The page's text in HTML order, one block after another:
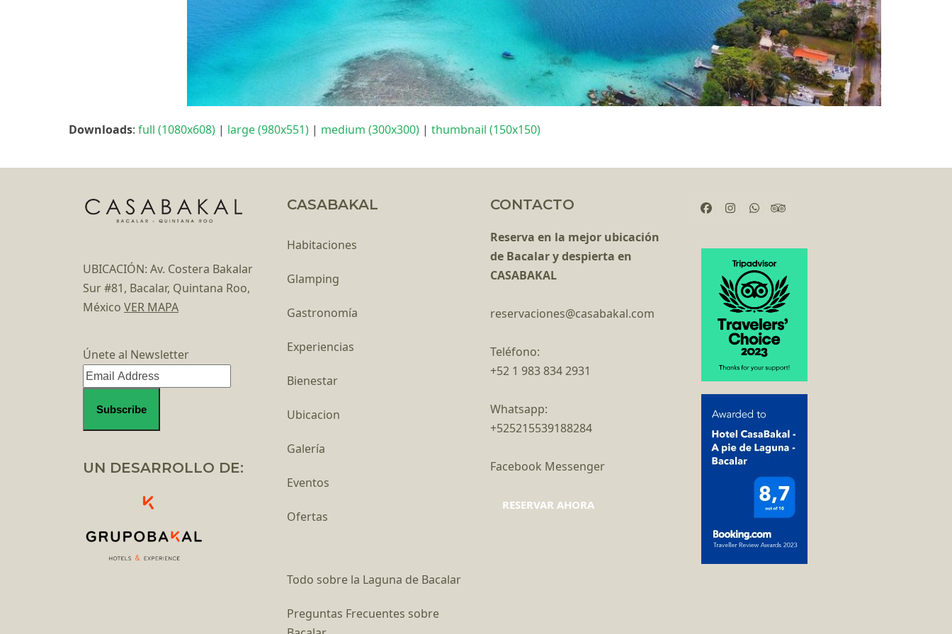
Downloads: full (1080x608) | large (980x551) | medium (300x300) | thumbnail (150x150)
UBICACIÓN: Av. Costera Bakalar
Sur #81, Bacalar, Quintana Roo,
México VER MAPA
Únete al Newsletter
UN DESARROLLO DE:
CASABAKAL
Habitaciones
Glamping
Gastronomía
Experiencias
Bienestar
Ubicacion
Galería
Eventos
Ofertas
Todo sobre la Laguna de Bacalar
Preguntas Frecuentes sobre
CONTACTO
Reserva en la mejor ubicación
de Bacalar y despierta en
CASABAKAL
reservaciones@casabakal.com
Teléfono:
+52 1 983 834 2931
Whatsapp:
+525215539188284
Facebook Messenger
RESERVAR AHORA
Facebook
Instagram
WhatsappTripadvisor